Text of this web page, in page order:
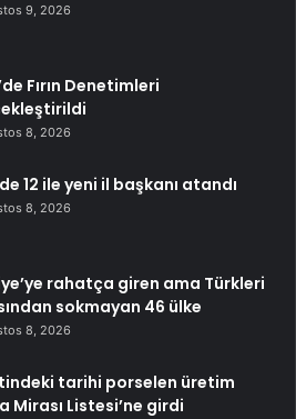
9, 2026
Fırın Denetimleri
8, 2026
12 ile yeni il başkanı atandı
8, 2026
rahatça giren ama Türkleri
sokmayan 46 ülke
8, 2026
tarihi porselen üretim
Mirası Listesi’ne girdi